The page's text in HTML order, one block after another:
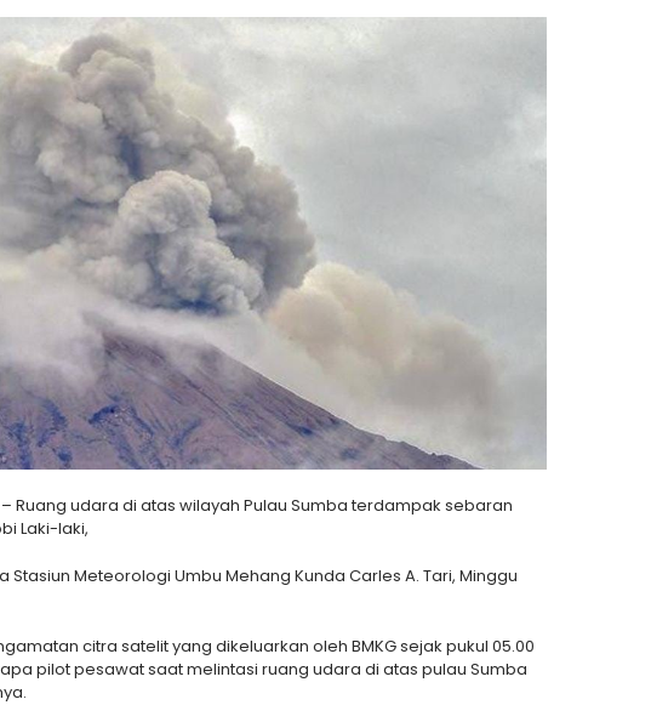
– Ruang udara di atas wilayah Pulau Sumba terdampak sebaran
Laki-laki,
Meteorologi Umbu Mehang Kunda Carles A. Tari, Minggu
citra satelit yang dikeluarkan oleh BMKG sejak pukul 05.00
pilot pesawat saat melintasi ruang udara di atas pulau Sumba